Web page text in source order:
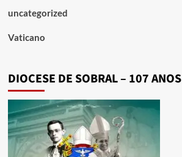
uncategorized
Vaticano
DIOCESE DE SOBRAL – 107 ANOS